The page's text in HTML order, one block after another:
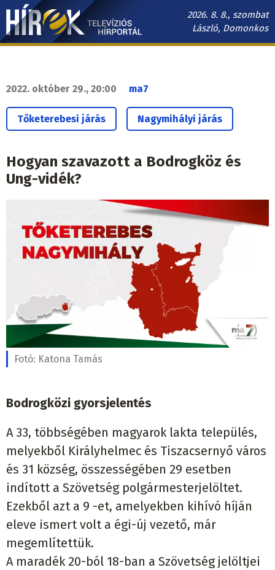
Ugrás
tartalomra
2026. 8. 8., szombat
László, Domonkos
Hírek.sk
navigáció
2022. október 29., 20:00 ma7
Tőketerebesi járás Nagymihályi járás
Hogyan szavazott a Bodrogköz és
Ung-vidék?
Fotó: Katona Tamás
Bodrogközi gyorsjelentés
A 33, többségében magyarok lakta település,
melyekből Királyhelmec és Tiszacsernyő város
és 31 község, összességében 29 esetben
indított a Szövetség polgármesterjelöltet.
Ezekből azt a 9 -et, amelyekben kihívó híján
eleve ismert volt a égi-új vezető, már
megemlítettük.
A maradék 20-ból 18-ban a Szövetség jelöltjei